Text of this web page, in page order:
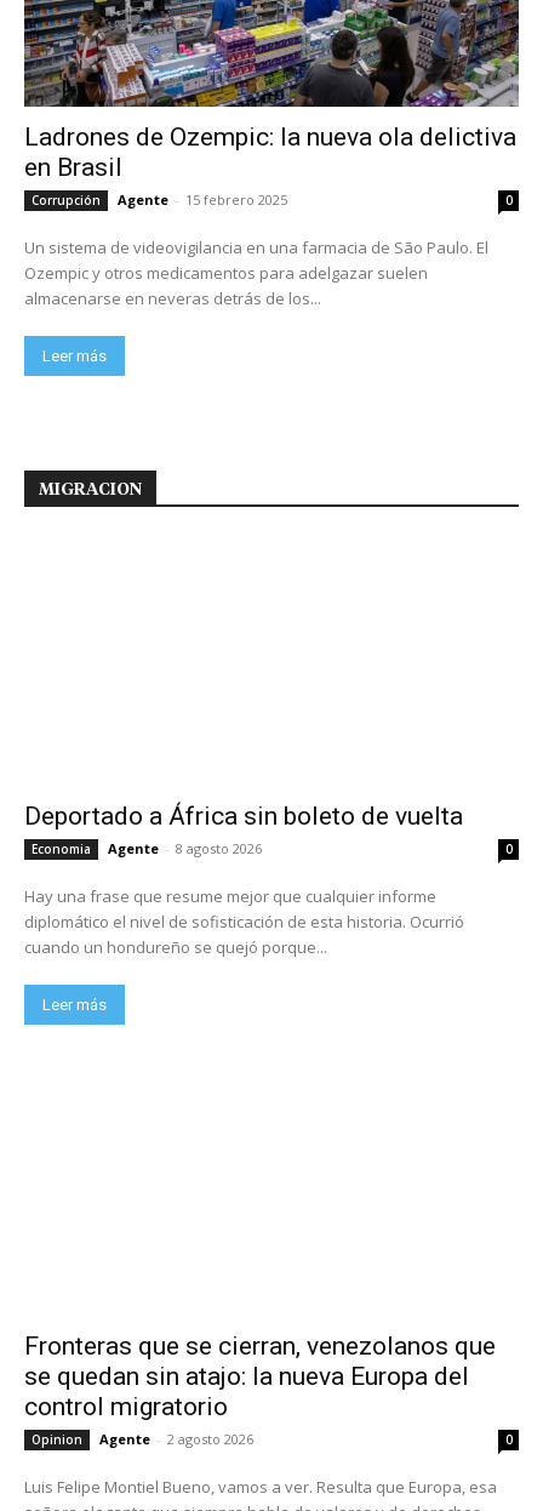
Ladrones de Ozempic: la nueva ola delictiva
en Brasil
Corrupción Agente - 15 febrero 2025 0
Un sistema de videovigilancia en una farmacia de São Paulo. El
Ozempic y otros medicamentos para adelgazar suelen
almacenarse en neveras detrás de los...
Leer más
MIGRACION
Deportado a África sin boleto de vuelta
Economia Agente - 8 agosto 2026 0
Hay una frase que resume mejor que cualquier informe
diplomático el nivel de sofisticación de esta historia. Ocurrió
cuando un hondureño se quejó porque...
Leer más
Fronteras que se cierran, venezolanos que
se quedan sin atajo: la nueva Europa del
control migratorio
Opinion Agente - 2 agosto 2026 0
Luis Felipe Montiel Bueno, vamos a ver. Resulta que Europa, esa